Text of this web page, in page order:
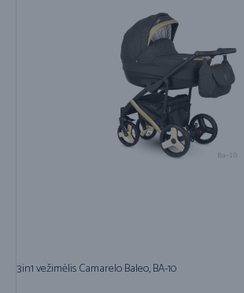
3in1 vežimėlis Camarelo Baleo, BA-10